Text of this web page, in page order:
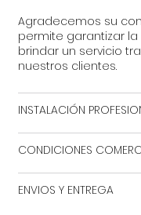
Agradecemos su
permite garantizar
brindar un servicio
nuestros clientes.
INSTALACIÓN
CONDICIONES
ENVIOS Y ENTREGA